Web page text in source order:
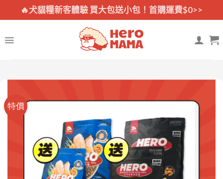
🔥犬貓糧新客體驗 買大包送小包！首購運費$0>>
特價